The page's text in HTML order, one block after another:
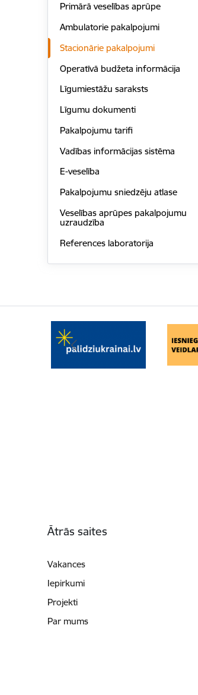
Primārā veselības aprūpe
Ambulatorie pakalpojumi
Stacionārie pakalpojumi
Operatīvā budžeta informācija
Līgumiestāžu saraksts
Līgumu dokumenti
Pakalpojumu tarifi
Vadības informācijas sistēma
E-veselība
Pakalpojumu sniedzēju atlase
Veselības aprūpes pakalpojumu
uzraudzība
References laboratorija
Ātrās saites
Vakances
Iepirkumi
Projekti
Par mums